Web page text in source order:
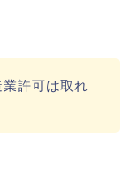
許可は取れ